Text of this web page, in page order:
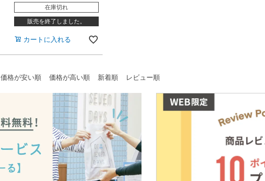
在庫切れ
販売を終了しました。
カートに入れる
価格が安い順 価格が高い順 新着順 レビュー順